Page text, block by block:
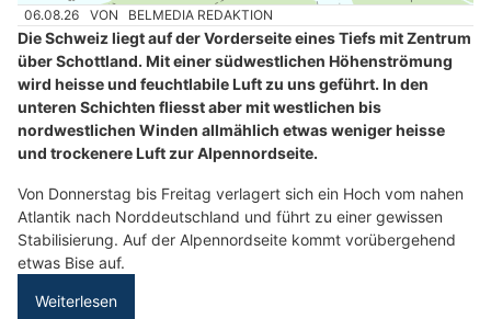
06.08.26 VON BELMEDIA REDAKTION
Die Schweiz liegt auf der Vorderseite eines Tiefs mit Zentrum
über Schottland. Mit einer südwestlichen Höhenströmung
wird heisse und feuchtlabile Luft zu uns geführt. In den
unteren Schichten fliesst aber mit westlichen bis
nordwestlichen Winden allmählich etwas weniger heisse
und trockenere Luft zur Alpennordseite.
Von Donnerstag bis Freitag verlagert sich ein Hoch vom nahen
Atlantik nach Norddeutschland und führt zu einer gewissen
Stabilisierung. Auf der Alpennordseite kommt vorübergehend
etwas Bise auf.
Weiterlesen